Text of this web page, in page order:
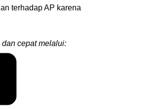
terhadap AP karena
cepat melalui: